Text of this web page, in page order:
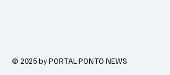
© 2025 by PORTAL PONTO NEWS